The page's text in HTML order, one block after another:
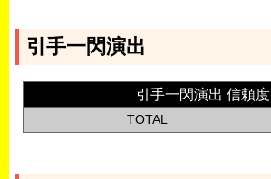
引手一閃演出
引手一閃演出 信頼度
TOTAL